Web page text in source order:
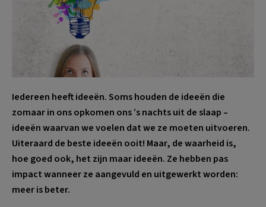
Iedereen heeft ideeën. Soms houden de ideeën die
zomaar in ons opkomen ons ’s nachts uit de slaap –
ideeën waarvan we voelen dat we ze moeten uitvoeren.
Uiteraard de beste ideeën ooit! Maar, de waarheid is,
hoe goed ook, het zijn maar ideeën. Ze hebben pas
impact wanneer ze aangevuld en uitgewerkt worden:
meer is beter.